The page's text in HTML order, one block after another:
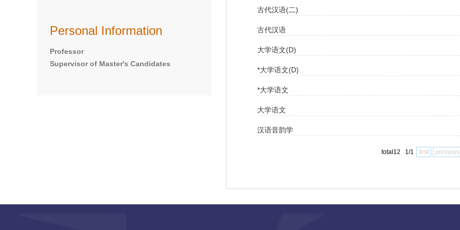
Personal Information
Professor
Supervisor of Master's Candidates
古代汉语(二)
古代汉语
大学语文(D)
*大学语文(D)
*大学语文
大学语文
汉语音韵学
total12 1/1 first previous